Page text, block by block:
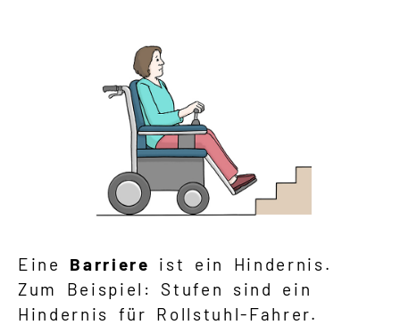
Eine Barriere
ist ein Hindernis.
Zum Beispiel: Stufen sind ein
Hindernis für Rollstuhl-Fahrer.